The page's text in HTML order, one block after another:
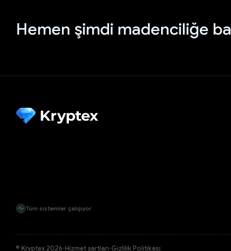
Hemen şimdi madenciliğe
Tüm sistemler çalışıyor
© Kryptex 2026•Hizmet şartları•Gizlilik Politikası